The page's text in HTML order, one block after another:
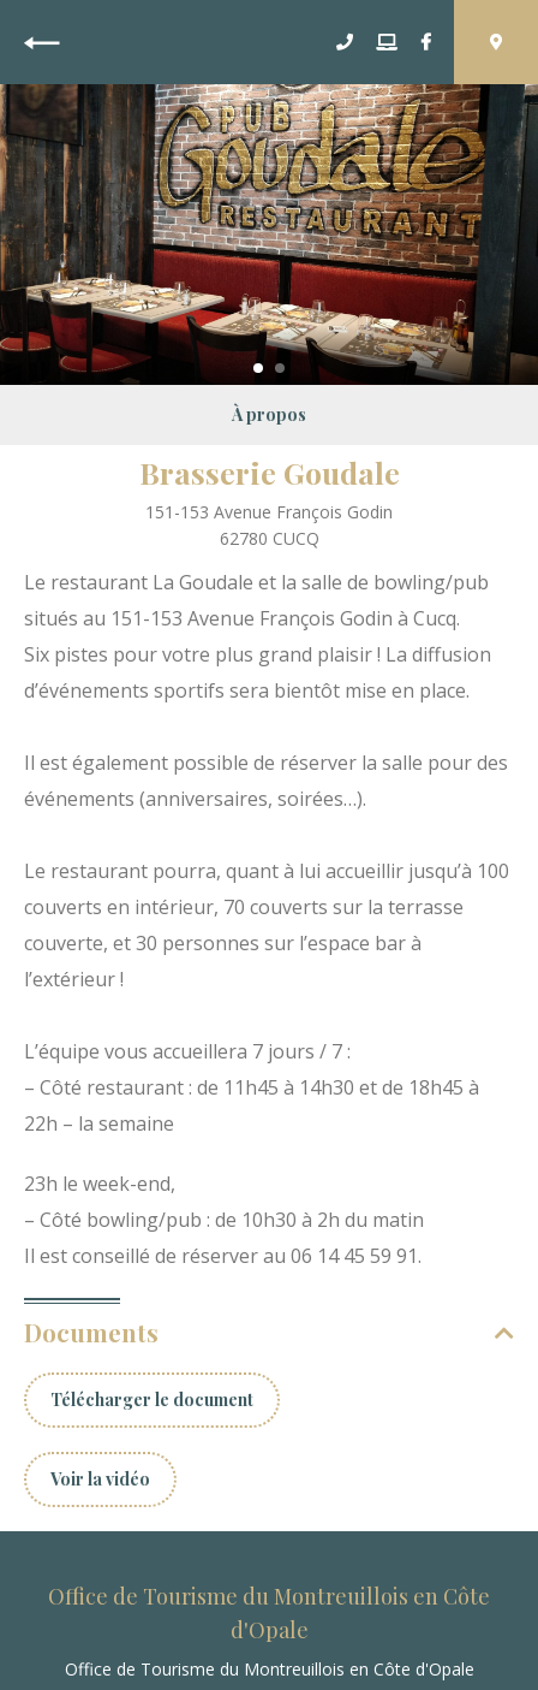
Retour
À propos
Brasserie Goudale
151-153 Avenue François Godin
62780 CUCQ
Le restaurant La Goudale et la salle de bowling/pub
situés au 151-153 Avenue François Godin à Cucq.
Six pistes pour votre plus grand plaisir ! La diffusion
d’événements sportifs sera bientôt mise en place.
Il est également possible de réserver la salle pour des
événements (anniversaires, soirées…).
Le restaurant pourra, quant à lui accueillir jusqu’à 100
couverts en intérieur, 70 couverts sur la terrasse
couverte, et 30 personnes sur l’espace bar à
l’extérieur !
L’équipe vous accueillera 7 jours / 7 :
– Côté restaurant : de 11h45 à 14h30 et de 18h45 à
22h – la semaine
23h le week-end,
– Côté bowling/pub : de 10h30 à 2h du matin
Il est conseillé de réserver au 06 14 45 59 91.
Documents
Télécharger le document
Voir la vidéo
Office de Tourisme du Montreuillois en Côte
d'Opale
Office de Tourisme du Montreuillois en Côte d'Opale